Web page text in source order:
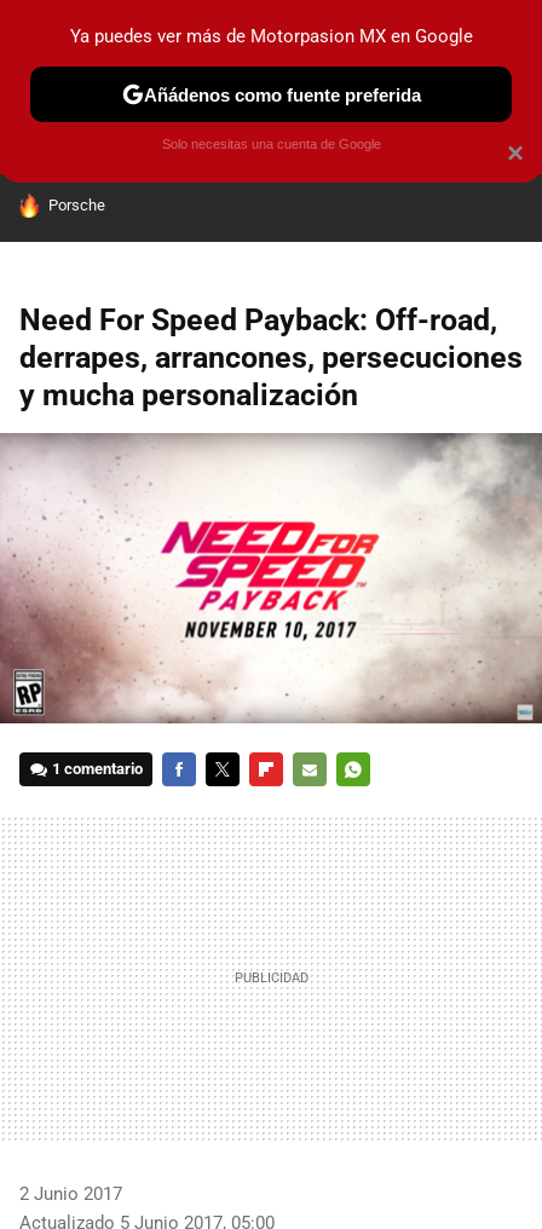
PRUEBAS INDUSTRIA HOY NO CIRCULA
HOY SE HABLA DE
Porsche
Need For Speed Payback: Off-road,
derrapes, arrancones, persecuciones
y mucha personalización
1 comentario
MAIL
2 Junio 2017
Actualizado 5 Junio 2017, 05:00
×
Ya puedes ver más de Motorpasion MX en Google
Añádenos como fuente preferida
Solo necesitas una cuenta de Google